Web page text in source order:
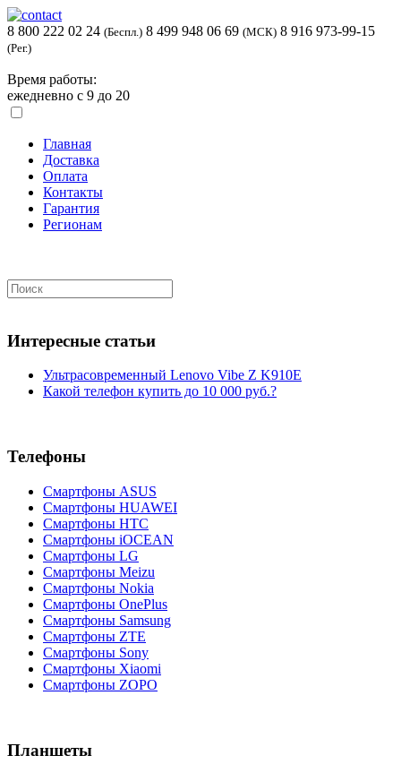
8 800 222 02 24 (Беспл.) 8 499 948 06 69 (МСК) 8 916 973-99-15
(Рег.)
Время работы:
ежедневно с 9 до 20
Главная
Доставка
Оплата
Контакты
Гарантия
Регионам
Интересные статьи
Ультрасовременный Lenovo Vibe Z K910E
Какой телефон купить до 10 000 руб.?
Телефоны
Смартфоны ASUS
Смартфоны HUAWEI
Смартфоны HTC
Смартфоны iOCEAN
Смартфоны LG
Смартфоны Meizu
Смартфоны Nokia
Смартфоны OnePlus
Смартфоны Samsung
Смартфоны ZTE
Смартфоны Sony
Смартфоны Xiaomi
Смартфоны ZOPO
Планшеты